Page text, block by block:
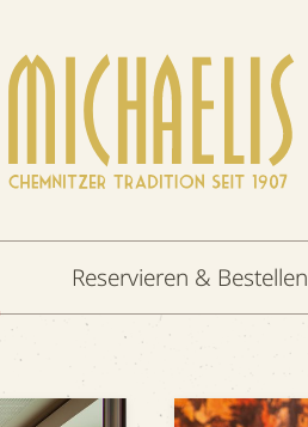
Reservieren & Bestellen